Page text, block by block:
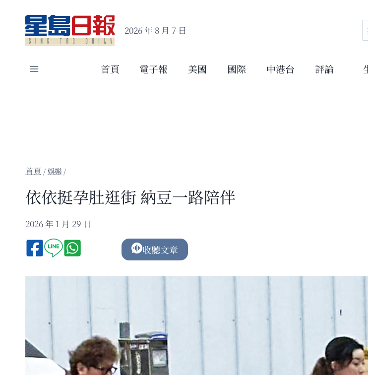
content
2026 年 8 月 7 日
首頁 電子報 美國 國際 中港台 評論
/娛樂 /
依依挺孕肚逛街 納豆一路陪伴
2026 年 1 月 29 日
收聽文章